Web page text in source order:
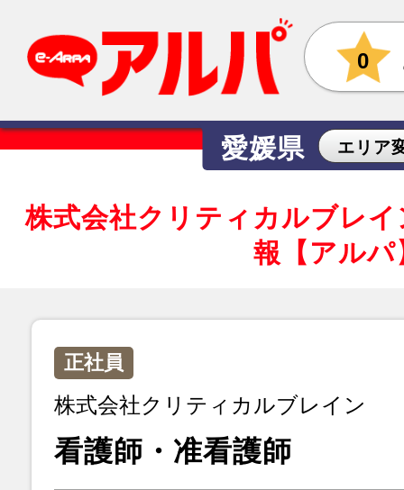
0
愛媛県 エリア
株式会社クリティカルブレ
報【アルパ
正社員
株式会社クリティカルブレイン
看護師・准看護師